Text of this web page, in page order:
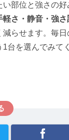
い部位と強さの
軽さ・静音・強さ
らせます。毎
台を選んでみて